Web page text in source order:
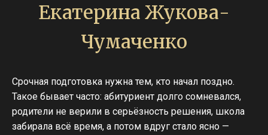
Екатерина Жукова-
Чумаченко
Срочная подготовка нужна тем, кто начал поздно.
Такое бывает часто: абитуриент долго сомневался,
родители не верили в серьёзность решения, школа
забирала всё время, а потом вдруг стало ясно —